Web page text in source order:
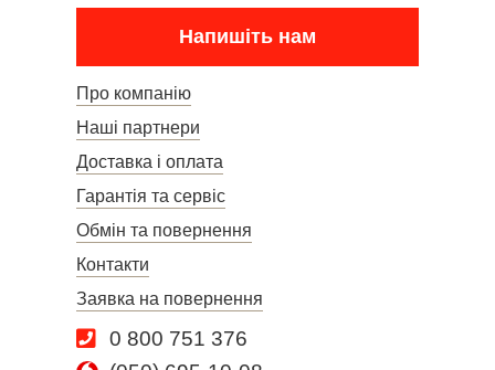
Напишіть нам
Про компанію
Наші партнери
Доставка і оплата
Гарантія та сервіс
Обмін та повернення
Контакти
Заявка на повернення
0 800 751 376